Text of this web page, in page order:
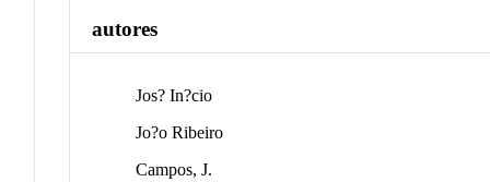
autores
Jos? In?cio
Jo?o Ribeiro
Campos, J.